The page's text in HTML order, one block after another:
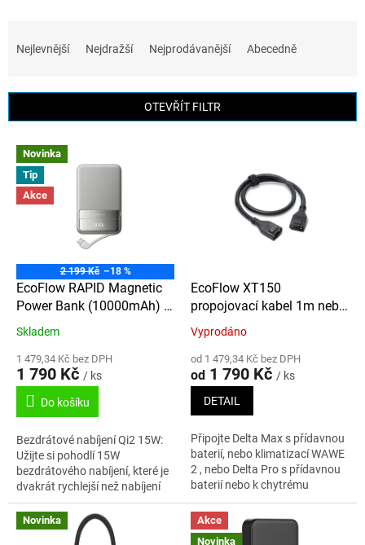
í
Nejlevnější Nejdražší Nejprodávanější Abecedně
OTEVŘÍT FILTR
V Novinka
Tip
Akce
2 199 Kč –18 %
EcoFlow RAPID Magnetic
Power Bank (10000mAh) -
stříbrná
Skladem
1 479,34 Kč bez DPH
1 790 Kč / ks
Do košíku
Bezdrátové nabíjení Qi2 15W:
Užijte si pohodlí 15W
bezdrátového nabíjení, které je
dvakrát rychlejší než nabíjení
Qi1 7,5W a s certifikací Qi2 pro
rychlé, bezpečné a efektivní...
EcoFlow XT150
propojovací kabel 1m nebo
5m
Vyprodáno
od 1 479,34 Kč bez DPH
od 1 790 Kč / ks
DETAIL
Připojte Delta Max s přídavnou
baterií, nebo klimatizací WAWE
2 , nebo Delta Pro s přídavnou
baterií nebo k chytrému
generátoru (pro Delta Pro je
nutno zakoupit adaptér pro...
Novinka
Akce
Novinka